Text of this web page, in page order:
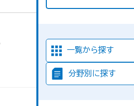
一覧から探す
分野別に探す